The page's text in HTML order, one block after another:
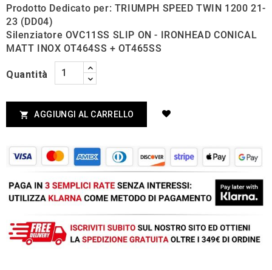
Prodotto Dedicato per: TRIUMPH SPEED TWIN 1200 21-
23 (DD04)
Silenziatore OVC11SS SLIP ON - IRONHEAD CONICAL
MATT INOX OT464SS + OT465SS
Quantità
 AGGIUNGI AL CARRELLO